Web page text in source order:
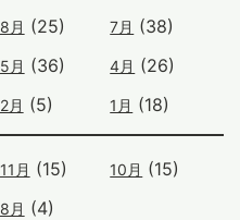
8月 (25) 7月 (38)
5月 (36) 4月 (26)
2月 (5) 1月 (18)
11月 (15) 10月 (15)
8月 (4)